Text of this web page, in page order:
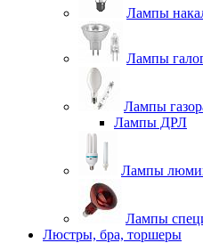
Лампы
Лампы
Лампы
Лампы ДРЛ
Лампы
Лампы
Люстры, бра, торшеры